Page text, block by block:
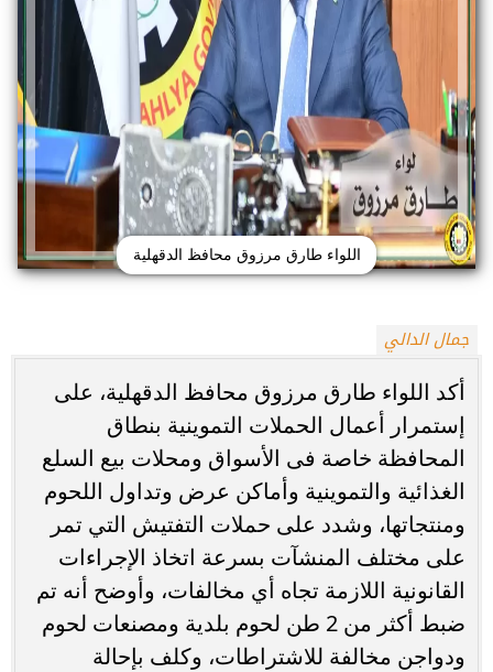
اللواء طارق مرزوق محافظ الدقهلية
جمال الدالي
أكد اللواء طارق مرزوق محافظ الدقهلية، على
إستمرار أعمال الحملات التموينية بنطاق
المحافظة خاصة فى الأسواق ومحلات بيع السلع
الغذائية والتموينية وأماكن عرض وتداول اللحوم
ومنتجاتها، وشدد على حملات التفتيش التي تمر
على مختلف المنشآت بسرعة اتخاذ الإجراءات
القانونية اللازمة تجاه أي مخالفات، وأوضح أنه تم
ضبط أكثر من 2 طن لحوم بلدية ومصنعات لحوم
ودواجن مخالفة للاشتراطات، وكلف بإحالة